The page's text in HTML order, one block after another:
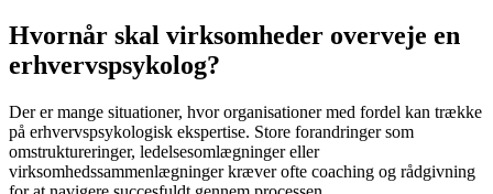
Hvornår skal virksomheder overveje en
erhvervspsykolog?
Der er mange situationer, hvor organisationer med fordel kan trække
på erhvervspsykologisk ekspertise. Store forandringer som
omstruktureringer, ledelsesomlægninger eller
virksomhedssammenlægninger kræver ofte coaching og rådgivning